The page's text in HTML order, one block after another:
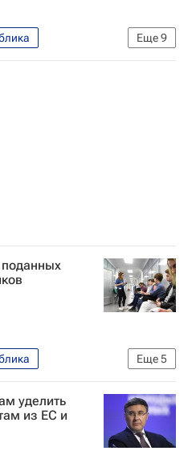
Еще9
Еще5
Общество
уделить
из ЕС и